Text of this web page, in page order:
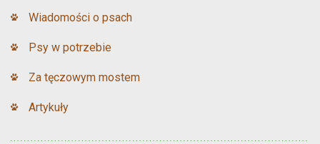
Wiadomości o psach
Psy w potrzebie
Za tęczowym mostem
Artykuły